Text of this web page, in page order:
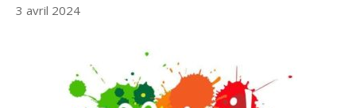
3 avril 2024